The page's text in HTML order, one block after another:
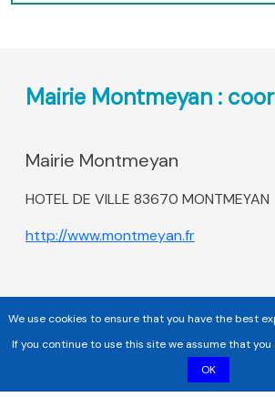
Mairie Montmeyan :
Mairie Montmeyan
HOTEL DE VILLE 83670 MONTMEYAN
http://www.montmeyan.fr
We use cookies to ensure that you have the best
If you continue to use this site we assume that
OK